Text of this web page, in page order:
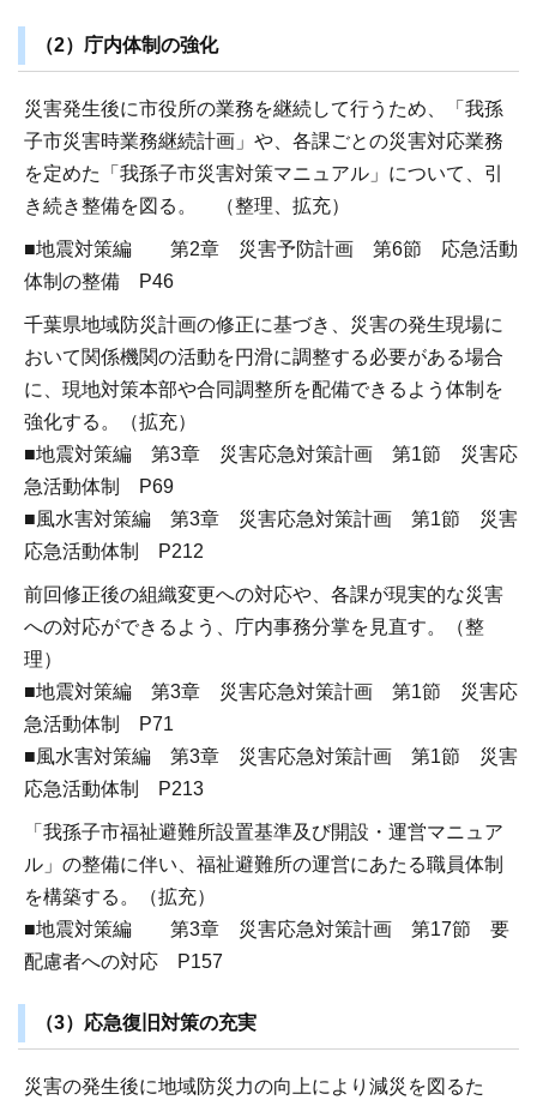
（2）庁内体制の強化
災害発生後に市役所の業務を継続して行うため、「我孫
子市災害時業務継続計画」や、各課ごとの災害対応業務
を定めた「我孫子市災害対策マニュアル」について、引
き続き整備を図る。 （整理、拡充）
■地震対策編 第2章 災害予防計画 第6節 応急活動
体制の整備 P46
千葉県地域防災計画の修正に基づき、災害の発生現場に
おいて関係機関の活動を円滑に調整する必要がある場合
に、現地対策本部や合同調整所を配備できるよう体制を
強化する。（拡充）
■地震対策編 第3章 災害応急対策計画 第1節 災害応
急活動体制 P69
■風水害対策編 第3章 災害応急対策計画 第1節 災害
応急活動体制 P212
前回修正後の組織変更への対応や、各課が現実的な災害
への対応ができるよう、庁内事務分掌を見直す。（整
理）
■地震対策編 第3章 災害応急対策計画 第1節 災害応
急活動体制 P71
■風水害対策編 第3章 災害応急対策計画 第1節 災害
応急活動体制 P213
「我孫子市福祉避難所設置基準及び開設・運営マニュア
ル」の整備に伴い、福祉避難所の運営にあたる職員体制
を構築する。（拡充）
■地震対策編 第3章 災害応急対策計画 第17節 要
配慮者への対応 P157
（3）応急復旧対策の充実
災害の発生後に地域防災力の向上により減災を図るた